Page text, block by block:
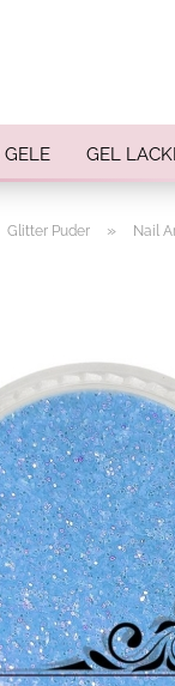
GELE GEL
Aquarell
Glitter Puder » Nail